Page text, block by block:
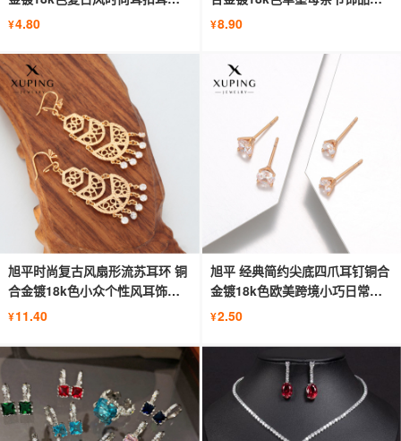
批发
¥4.80
发女
¥8.90
旭平时尚复古风扇形流苏耳环 铜
合金镀18k色小众个性风耳饰批
发女
¥11.40
旭平 经典简约尖底四爪耳钉铜合
金镀18k色欧美跨境小巧日常耳
饰女
¥2.50